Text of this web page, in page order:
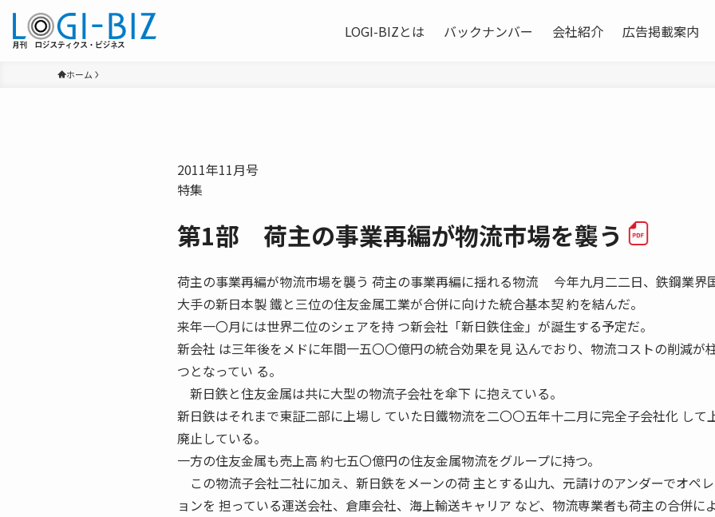
LOGI-BIZとは バックナンバー 会社紹介 広告掲載案内
ホーム
2011年11月号
特集
第1部 荷主の事業再編が物流市場を襲う
荷主の事業再編が物流市場を襲う 荷主の事業再編に揺れる物流 今年九月二二日、鉄鋼業界
大手の新日本製 鐵と三位の住友金属工業が合併に向けた統合基本契 約を結んだ。
来年一〇月には世界二位のシェアを持 つ新会社「新日鉄住金」が誕生する予定だ。
新会社 は三年後をメドに年間一五〇〇億円の統合効果を見 込んでおり、物流コストの削減が
つとなってい る。
新日鉄と住友金属は共に大型の物流子会社を傘下 に抱えている。
新日鉄はそれまで東証二部に上場し ていた日鐵物流を二〇〇五年十二月に完全子会社化 して
廃止している。
一方の住友金属も売上高 約七五〇億円の住友金属物流をグループに持つ。
この物流子会社二社に加え、新日鉄をメーンの荷 主とする山九、元請けのアンダーでオペ
ョンを 担っている運送会社、倉庫会社、海上輸送キャリア など、物流専業者も荷主の合併に